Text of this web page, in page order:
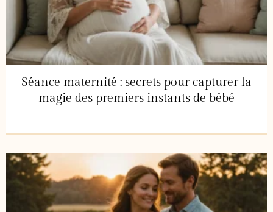
Séance maternité : secrets pour capturer la
magie des premiers instants de bébé